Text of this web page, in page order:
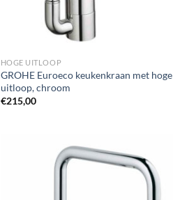
HOGE UITLOOP
GROHE Euroeco keukenkraan met hoge
uitloop, chroom
€215,00